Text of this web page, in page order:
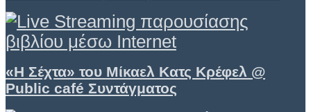
«Η Σέχτα» του Μίκαελ Κατς Κρέφελ @
Public café Συντάγματος